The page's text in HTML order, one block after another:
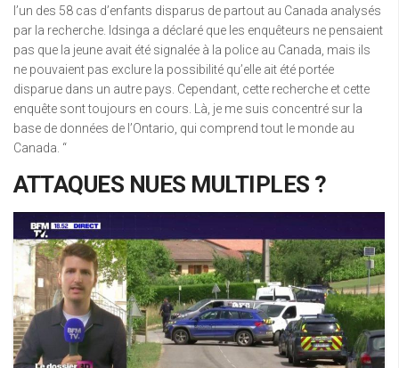
l’un des 58 cas d’enfants disparus de partout au Canada analysés
par la recherche. Idsinga a déclaré que les enquêteurs ne pensaient
pas que la jeune avait été signalée à la police au Canada, mais ils
ne pouvaient pas exclure la possibilité qu’elle ait été portée
disparue dans un autre pays. Cependant, cette recherche et cette
enquête sont toujours en cours. Là, je me suis concentré sur la
base de données de l’Ontario, qui comprend tout le monde au
Canada. “
ATTAQUES NUES MULTIPLES ?